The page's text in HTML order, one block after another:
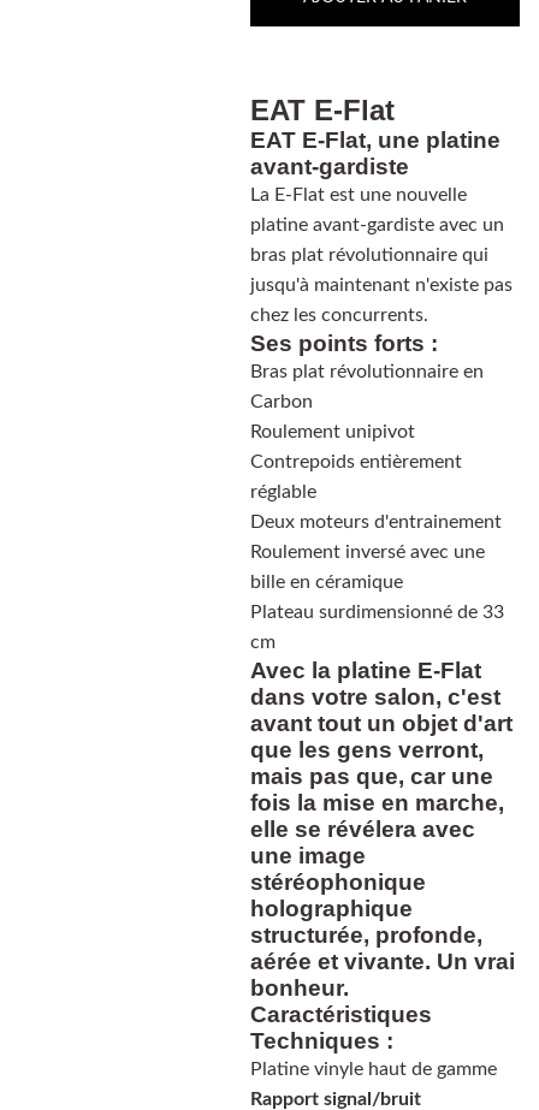
EAT E-Flat
EAT E-Flat, une platine
avant-gardiste
La E-Flat est une nouvelle
platine avant-gardiste avec un
bras plat révolutionnaire qui
jusqu'à maintenant n'existe pas
chez les concurrents.
Ses points forts :
Bras plat révolutionnaire en
Carbon
Roulement unipivot
Contrepoids entièrement
réglable
Deux moteurs d'entrainement
Roulement inversé avec une
bille en céramique
Plateau surdimensionné de 33
cm
Avec la platine E-Flat
dans votre salon, c'est
avant tout un objet d'art
que les gens verront,
mais pas que, car une
fois la mise en marche,
elle se révélera avec
une image
stéréophonique
holographique
structurée, profonde,
aérée et vivante. Un vrai
bonheur.
Caractéristiques
Techniques :
Platine vinyle haut de gamme
Rapport signal/bruit